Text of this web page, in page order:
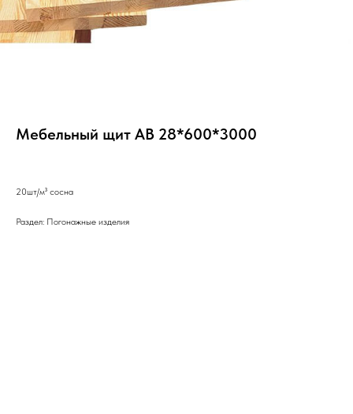
Мебельный щит АВ 28*600*3000
20шт/м³ сосна
Раздел: Погонажные изделия